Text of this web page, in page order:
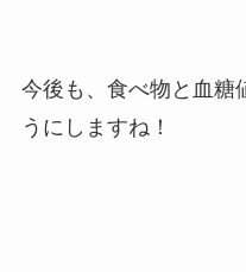
今後も、食べ物と血糖
うにしますね！